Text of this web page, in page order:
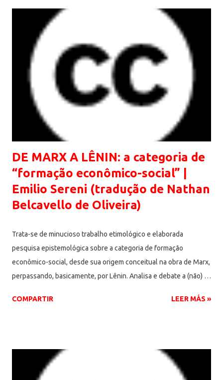
DE MARX A LÊNIN: a categoria de
“formação econômico-social” |
Emilio Sereni (tradução de Nathan
Belcavello de Oliveira)
Trata-se de minucioso trabalho etimológico e elaborada
pesquisa epistemológica sobre a categoria de formação
econômico-social, desde sua origem conceitual na obra de Marx,
perpassando, basicamente, por Lênin. Analisa e debate a (não)
restaura sua importância chave, sobremodo na historiografia e
diversas esferas (econômica, social, política e cultural). Ou seja,
síntese da relação entre a estrutura e da superestrutura no
COMPARTIR LEER MÁS »